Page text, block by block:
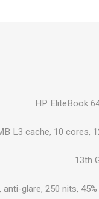
HP EliteBook
L3 cache, 10 cores,
13th